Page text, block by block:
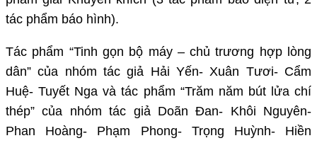
tác phẩm báo hình).
Tác phẩm “Tinh gọn bộ máy – chủ trương hợp lòng
dân” của nhóm tác giả Hải Yến- Xuân Tươi- Cẩm
Huệ- Tuyết Nga và tác phẩm “Trăm năm bút lửa chí
thép” của nhóm tác giả Doãn Đan- Khôi Nguyên-
Phan Hoàng- Phạm Phong- Trọng Huỳnh- Hiền